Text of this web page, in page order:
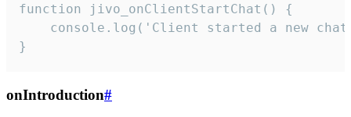
function jivo_onClientStartChat() {
console.log('Client started a new
}
onIntroduction#